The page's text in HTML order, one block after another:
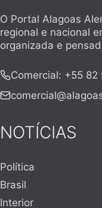
O Portal Alagoas
regional e nacional
organizada e
Comercial: +55 82
NOTÍCIAS
Política
Brasil
Interior